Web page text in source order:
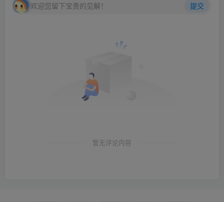
欢迎您留下宝贵的见解！ 提交
暂无评论内容